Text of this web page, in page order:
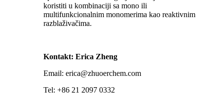
koristiti u kombinaciji sa mono ili
multifunkcionalnim monomerima kao reaktivnim
razblaživačima.
Kontakt: Erica Zheng
Email: erica@zhuoerchem.com
Tel: +86 21 2097 0332